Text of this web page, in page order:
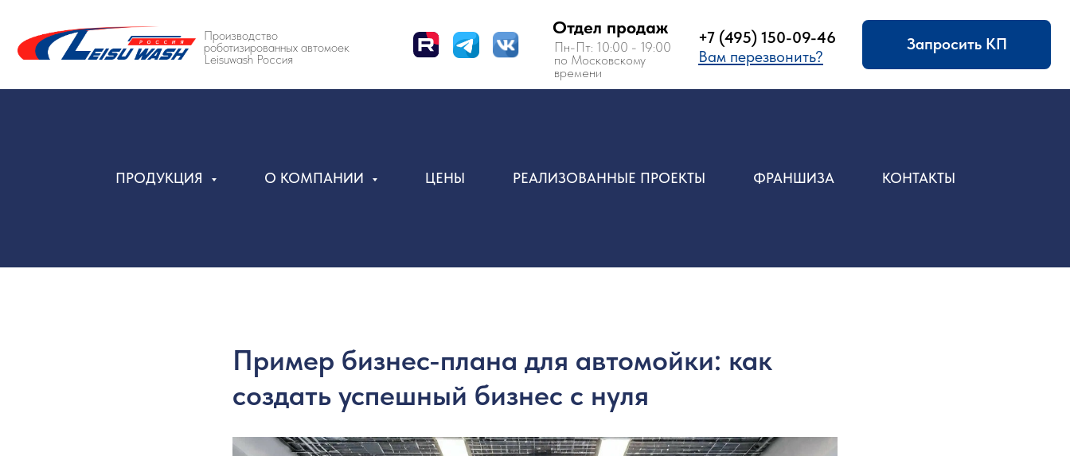
Производство
роботизированных автомоек
Leisuwash Россия
+7 (495) 150-09-46
Отдел продаж
Пн-Пт: 10:00 - 19:00
по Московскому
Вам перезвонить?
Запросить КП
ПРОДУКЦИЯ О КОМПАНИИ ЦЕНЫ РЕАЛИЗОВАННЫЕ ПРОЕКТЫ ФРАНШИЗА КОНТАКТЫ
Пример бизнес-плана для автомойки: как
создать успешный бизнес с нуля